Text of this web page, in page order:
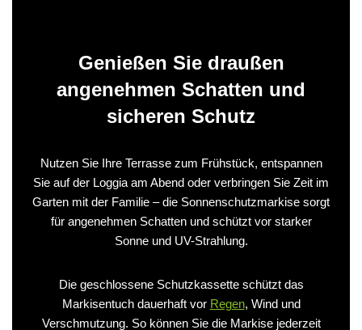
Genießen Sie draußen
angenehmen Schatten und
sicheren Schutz
Nutzen Sie Ihre Terrasse zum Frühstück, entspannen
Sie auf der Loggia am Abend oder verbringen Sie Zeit im
Garten mit der Familie – die Sonnenschutzmarkise sorgt
für angenehmen Schatten und schützt vor starker
Sonne und UV-Strahlung.
Die geschlossene Schutzkassette schützt das
Markisentuch dauerhaft vor Regen, Wind und
Verschmutzung. So können Sie die Markise jederzeit